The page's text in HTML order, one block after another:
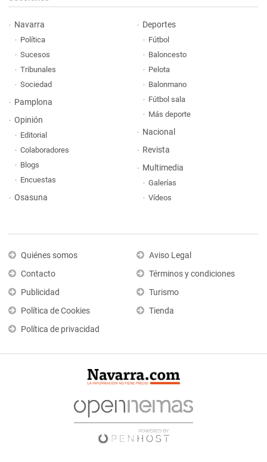
Navarra
Política
Sucesos
Tribunales
Sociedad
Pamplona
Opinión
Editorial
Colaboradores
Blogs
Encuestas
Osasuna
Deportes
Fútbol
Baloncesto
Pelota
Balonmano
Fútbol sala
Más deporte
Nacional
Revista
Multimedia
Galerías
Vídeos
Quiénes somos
Contacto
Publicidad
Política de Cookies
Política de privacidad
Aviso Legal
Términos y condiciones
Turismo
Tienda